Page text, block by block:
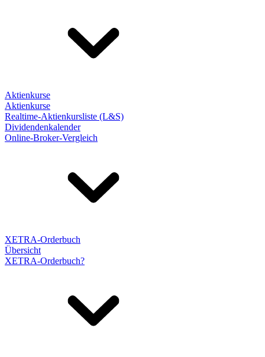
Aktienkurse
Aktienkurse
Realtime-Aktienkursliste (L&S)
Dividendenkalender
Online-Broker-Vergleich
XETRA-Orderbuch
Übersicht
XETRA-Orderbuch?